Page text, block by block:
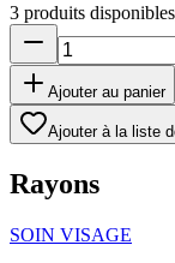
3 produits disponibles
Ajouter au panier
Ajouter à la liste
Rayons
SOIN VISAGE